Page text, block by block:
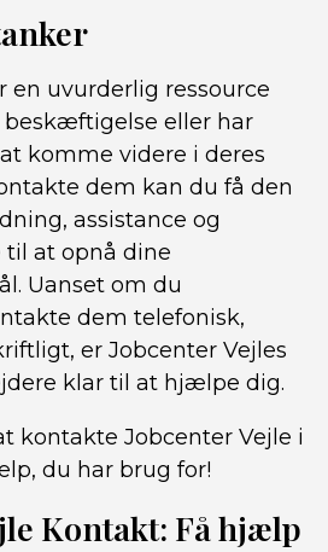
en uvurderlig ressource
beskæftigelse eller har
komme videre i deres
dem kan du få den
assistance og
at opnå dine
Uanset om du
dem telefonisk,
er Jobcenter Vejles
klar til at hjælpe dig.
kontakte Jobcenter Vejle i
du har brug for!
Kontakt: Få hjælp